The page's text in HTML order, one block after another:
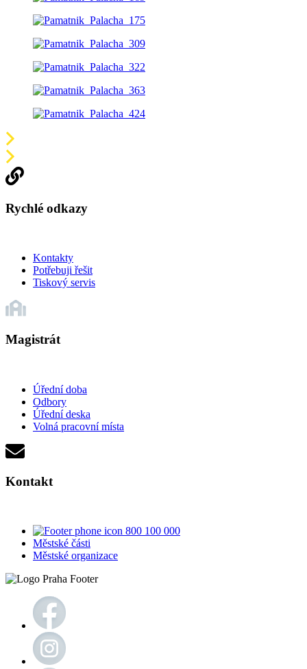
Rychlé odkazy
Kontakty
Potřebuji řešit
Tiskový servis
Magistrát
Úřední doba
Odbory
Úřední deska
Volná pracovní místa
Kontakt
800 100 000
Městské části
Městské organizace